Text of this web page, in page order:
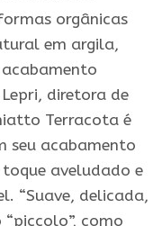
orgânicas
em argila,
diretora de
Terracota é
seu acabamento
toque aveludado e
“Suave, delicada,
como